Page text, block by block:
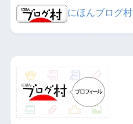
にほんブログ村